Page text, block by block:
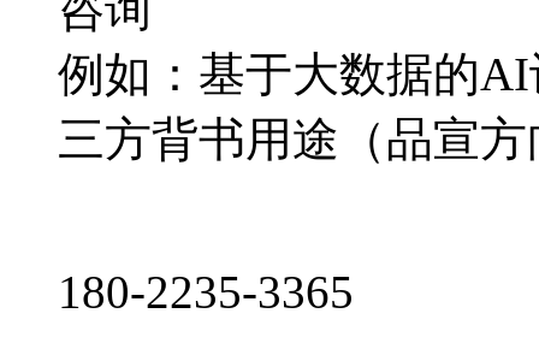
例如：基于大数据的
三方背书用途（品宣
180-2235-3365